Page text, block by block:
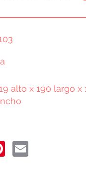
alto x 190 largo x
Pinterest